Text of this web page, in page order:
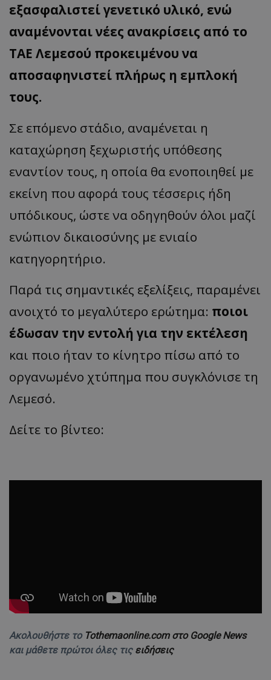
εξασφαλιστεί γενετικό υλικό, ενώ
αναμένονται νέες ανακρίσεις από το
ΤΑΕ Λεμεσού προκειμένου να
αποσαφηνιστεί πλήρως η εμπλοκή
τους.
Σε επόμενο στάδιο, αναμένεται η
καταχώρηση ξεχωριστής υπόθεσης
εναντίον τους, η οποία θα ενοποιηθεί με
εκείνη που αφορά τους τέσσερις ήδη
υπόδικους, ώστε να οδηγηθούν όλοι μαζί
ενώπιον δικαιοσύνης με ενιαίο
κατηγορητήριο.
Παρά τις σημαντικές εξελίξεις, παραμένει
ανοιχτό το μεγαλύτερο ερώτημα: ποιοι
έδωσαν την εντολή για την εκτέλεση
και ποιο ήταν το κίνητρο πίσω από το
οργανωμένο χτύπημα που συγκλόνισε τη
Λεμεσό.
Δείτε το βίντεο:
Ακολουθήστε το Tothemaonline.com στο Google News
και μάθετε πρώτοι όλες τις ειδήσεις